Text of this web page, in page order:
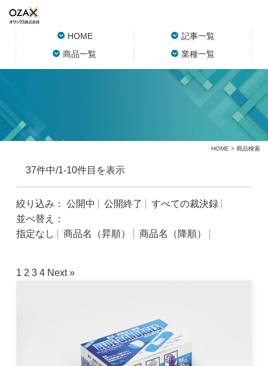
HOME
記事一覧
商品一覧
業種一覧
HOME > 商品検索
37件中/1-10件目を表示
絞り込み： 公開中 公開終了
すべての裁決録
並べ替え：
指定なし
商品名（昇順） 商品名（降順）
1 2 3 4 Next »